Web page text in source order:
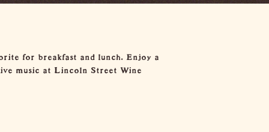
for breakfast and lunch. Enjoy a
music at Lincoln Street Wine